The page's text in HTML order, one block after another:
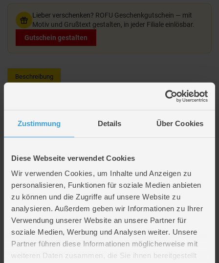
Zustimmung Details Über Cookies
Diese Webseite verwendet Cookies
Wir verwenden Cookies, um Inhalte und Anzeigen zu
personalisieren, Funktionen für soziale Medien anbieten
zu können und die Zugriffe auf unsere Website zu
analysieren. Außerdem geben wir Informationen zu Ihrer
Verwendung unserer Website an unsere Partner für
soziale Medien, Werbung und Analysen weiter. Unsere
Partner führen diese Informationen möglicherweise mit
weiteren Daten zusammen, die Sie ihnen bereitgestellt
Lieber verschenken? ROFU Geschenkgutschein — mit
Motiv und Grußtext gestalten, in jeder Filiale einlösbar.
Gutschein gestalten
Beschreibung
Disney Stitch - Tagebuch - Dekoset - Diamant-Malerei
Lieferumfang
Artikelmerkmale
Farbe
multicolor
Altersempfehlung
ab 3 Jahre
Artikelmaße
Länge ca. 23,5 cm
Höhe ca. 2,5 cm
Länge ca. 23,6 cm
Breite ca. 23 cm